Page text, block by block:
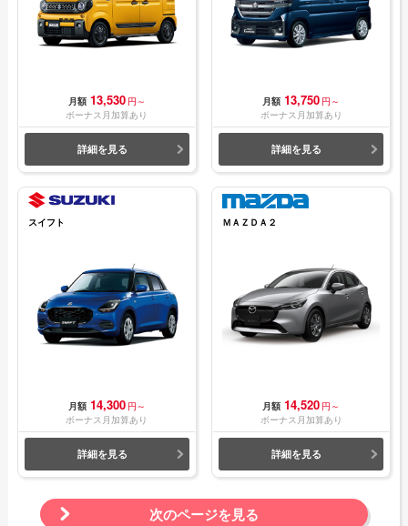
月額 13,530 円～
ボーナス月加算あり
詳細を見る
月額 13,750 円～
ボーナス月加算あり
詳細を見る
スイフト
月額 14,300 円～
ボーナス月加算あり
詳細を見る
ＭＡＺＤＡ２
月額 14,520 円～
ボーナス月加算あり
詳細を見る
次のページを見る